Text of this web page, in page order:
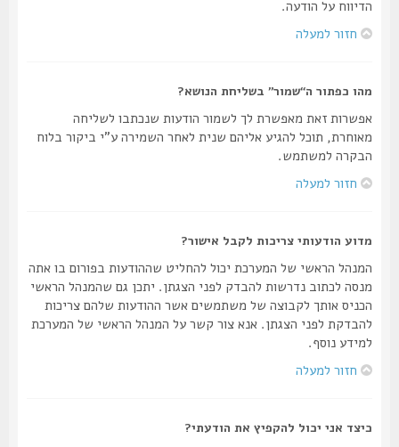
הדיווח על הודעה.
חזור למעלה
מהו כפתור ה“שמור” בשליחת הנושא?
אפשרות זאת מאפשרת לך לשמור הודעות שנכתבו לשליחה
מאוחרת, תוכל להגיע אליהם שנית לאחר השמירה ע"י ביקור בלוח
הבקרה למשתמש.
חזור למעלה
מדוע הודעותי צריכות לקבל אישור?
המנהל הראשי של המערכת יכול להחליט שההודעות בפורום בו אתה
מנסה לכתוב נדרשות להבדק לפני הצגתן. יתכן גם שהמנהל הראשי
הכניס אותך לקבוצה של משתמשים אשר ההודעות שלהם צריכות
להבדקת לפני הצגתן. אנא צור קשר על המנהל הראשי של המערכת
למידע נוסף.
חזור למעלה
כיצד אני יכול להקפיץ את הודעתי?